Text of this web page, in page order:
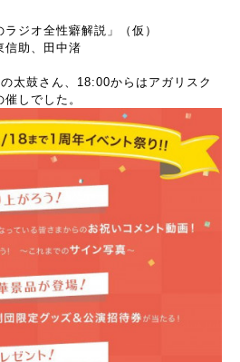
ジオ全性癖解説」（仮）
助、田中渚
太鼓さん、18:00からはアガリスク
しでした。